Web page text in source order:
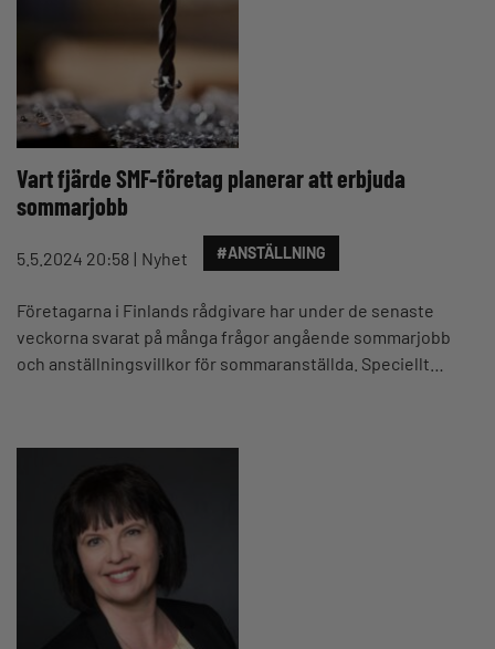
Vart fjärde SMF-företag planerar att erbjuda
sommarjobb
5.5.2024 20:58 Nyhet #ANSTÄLLNING
Företagarna i Finlands rådgivare har under de senaste
veckorna svarat på många frågor angående sommarjobb
och anställningsvillkor för sommaranställda. Speciellt…